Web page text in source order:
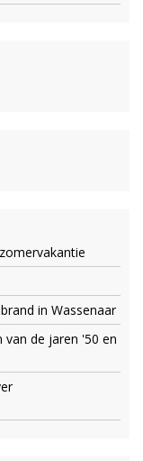
in Wassenaar
de jaren '50 en